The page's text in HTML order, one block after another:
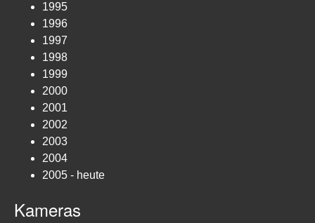
1995
1996
1997
1998
1999
2000
2001
2002
2003
2004
2005 - heute
Kameras